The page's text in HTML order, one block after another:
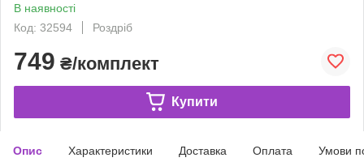
В наявності
Код: 32594
Роздріб
749 ₴/комплект
Купити
Опис Характеристики Доставка Оплата Умови